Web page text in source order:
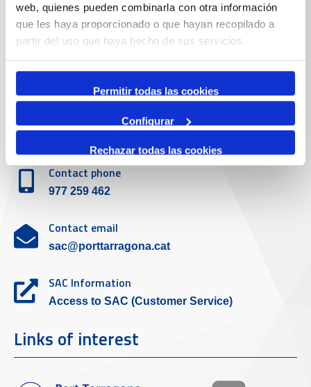
web, quienes pueden combinarla con otra información
que les haya proporcionado o que hayan recopilado a
partir del uso que haya hecho de sus servicios.
Permitir todas las cookies
Configurar
Rechazar todas las cookies
Contact number
977 259 400
Emergency
(+34) 900 229 900
Customer service
Contact phone
977 259 462
Contact email
sac@porttarragona.cat
SAC Information
Access to SAC (Customer Service)
Links of interest